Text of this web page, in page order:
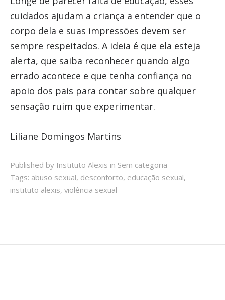
cuidados ajudam a criança a entender que o
corpo dela e suas impressões devem ser
sempre respeitados. A ideia é que ela esteja
alerta, que saiba reconhecer quando algo
errado acontece e que tenha confiança no
apoio dos pais para contar sobre qualquer
sensação ruim que experimentar.
Liliane Domingos Martins
Published by Instituto Alexis in Sem categoria
Tags: abuso sexual, desconforto, educação sexual,
instituto alexis, violência sexual